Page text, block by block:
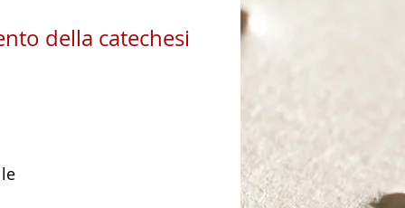
della catechesi